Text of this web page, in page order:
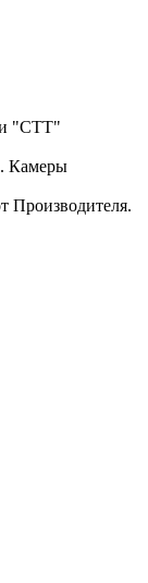
"СТТ"
Камеры